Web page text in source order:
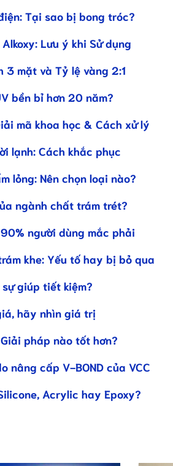
Tại sao bị bong tróc?
Lưu ý khi Sử dụng
3 mặt và Tỷ lệ vàng 2:1
bền bỉ hơn 20 năm?
mã khoa học & Cách xử lý
lạnh: Cách khắc phục
lỏng: Nên chọn loại nào?
ngành chất trám trét?
người dùng mắc phải
khe: Yếu tố hay bị bỏ qua
giúp tiết kiệm?
hãy nhìn giá trị
pháp nào tốt hơn?
nâng cấp V-BOND của VCC
Acrylic hay Epoxy?